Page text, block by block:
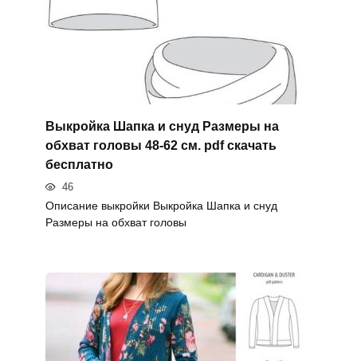
Выкройка Шапка и снуд Размеры на
обхват головы 48-62 см. pdf скачать
бесплатно
46
Описание выкройки Выкройка Шапка и снуд
Размеры на обхват головы